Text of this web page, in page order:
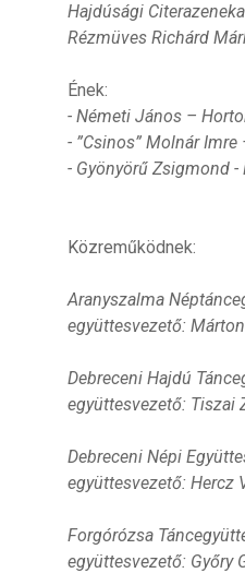
Hajdúsági
Rézmüves Richárd
Ének:
- Németi János –
- ”Csinos” Molnár
- Gyönyörű Zsigmond -
Közreműködnek:
Aranyszalma
együttesvezető:
Debreceni Hajdú
együttesvezető: Tiszai
Debreceni Népi
együttesvezető: Hercz
Forgórózsa
együttesvezető: Győry